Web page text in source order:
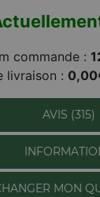
commande :
livraison :
AVIS (315)
MON